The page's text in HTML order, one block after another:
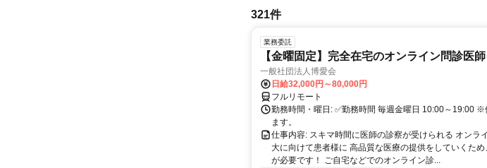
321件
業務委託
【金曜固定】完全在宅のオンライン問診医師
一般社団法人博愛会
日給32,000円～80,000円
フルリモート
勤務時間・曜日: ✅勤務時間 毎週金曜日 10:00～19:00
ます。
仕事内容: スキマ時間に医師の診察が受けられる オンラ
大に向けて患者様に 高品質な医療の提供をしていくため
が必要です！ ご自宅などでのオンライン診...